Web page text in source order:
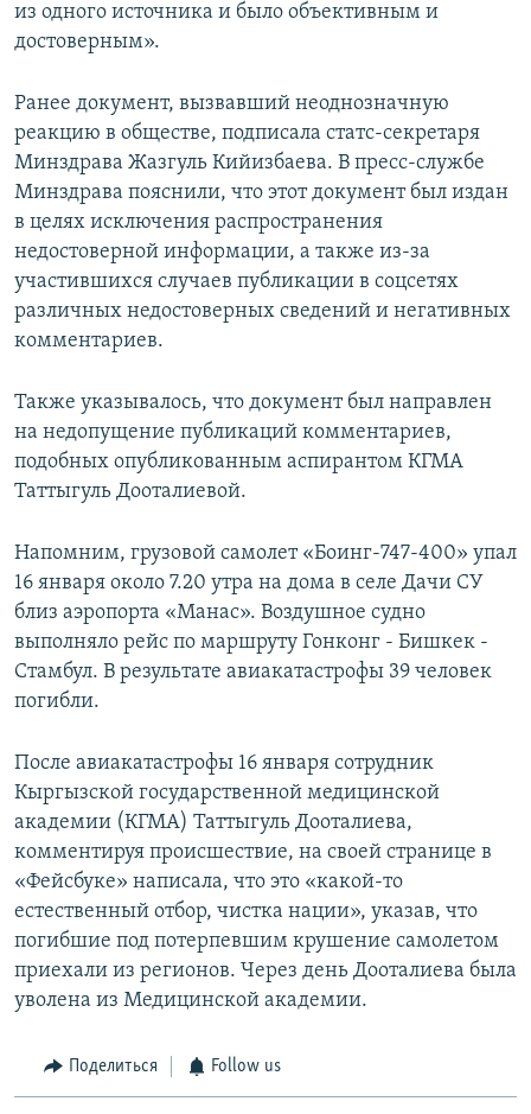
из одного источника и было объективным и
достоверным».
Ранее документ, вызвавший неоднозначную
реакцию в обществе, подписала статс-секретаря
Минздрава Жазгуль Кийизбаева. В пресс-службе
Минздрава пояснили, что этот документ был издан
в целях исключения распространения
недостоверной информации, а также из-за
участившихся случаев публикации в соцсетях
различных недостоверных сведений и негативных
комментариев.
Также указывалось, что документ был направлен
на недопущение публикаций комментариев,
подобных опубликованным аспирантом КГМА
Таттыгуль Дооталиевой.
Напомним, грузовой самолет «Боинг-747-400» упал
16 января около 7.20 утра на дома в селе Дачи СУ
близ аэропорта «Манас». Воздушное судно
выполняло рейс по маршруту Гонконг - Бишкек -
Стамбул. В результате авиакатастрофы 39 человек
погибли.
После авиакатастрофы 16 января сотрудник
Кыргызской государственной медицинской
академии (КГМА) Таттыгуль Дооталиева,
комментируя происшествие, на своей странице в
«Фейсбуке» написала, что это «какой-то
естественный отбор, чистка нации», указав, что
погибшие под потерпевшим крушение самолетом
приехали из регионов. Через день Дооталиева была
уволена из Медицинской академии.
Поделиться Follow us